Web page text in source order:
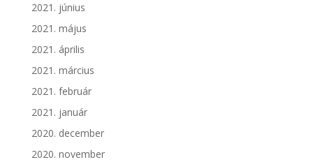
2021. június
2021. május
2021. április
2021. március
2021. február
2021. január
2020. december
2020. november